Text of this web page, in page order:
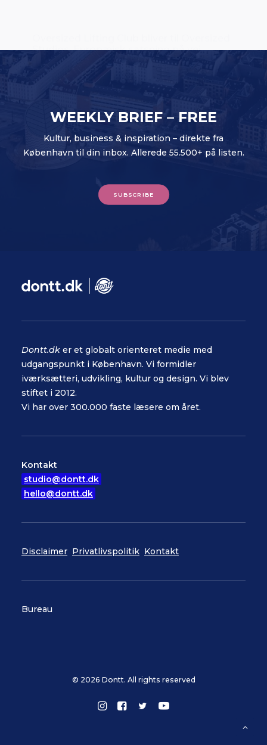
WEEKLY BRIEF – FREE
Kultur, business & inspiration – direkte fra
København til din inbox. Allerede 55.500+ på listen.
SUBSCRIBE
Dontt.dk er et globalt orienteret medie med
udgangspunkt i København. Vi formidler
iværksætteri, udvikling, kultur og design. Vi blev
stiftet i 2012.
Vi har over 300.000 faste læsere om året.
Kontakt
studio@dontt.dk
hello@dontt.dk
Disclaimer Privatlivspolitik Kontakt
Bureau
© 2026 Dontt. All rights reserved